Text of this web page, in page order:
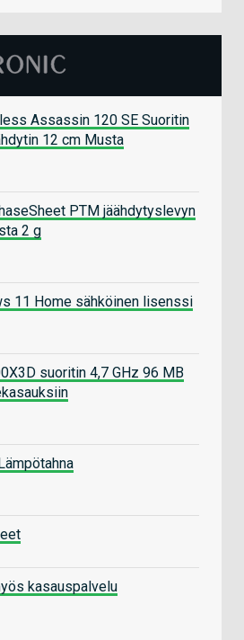
Assassin 120 SE Suoritin
12 cm Musta
PTM jäähdytyslevyn
2 g
11 Home sähköinen lisenssi
suoritin 4,7 GHz 96 MB
kasauspalvelu